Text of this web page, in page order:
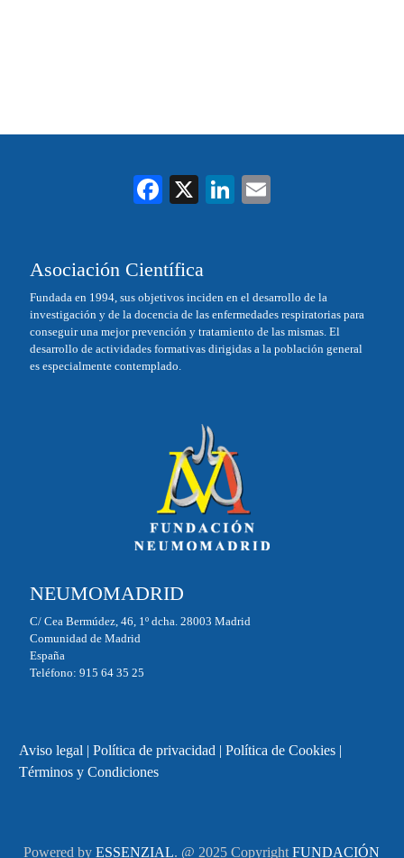
Fa
ok
X
Li
Asociación Científica
Fundada en 1994, sus objetivos inciden en el desarrollo de la
investigación y de la docencia de las enfermedades respiratorias para
conseguir una mejor prevención y tratamiento de las mismas. El
desarrollo de actividades formativas dirigidas a la población general
es especialmente contemplado.
NEUMOMADRID
C/ Cea Bermúdez, 46, 1º dcha. 28003 Madrid
Comunidad de Madrid
España
Teléfono: 915 64 35 25
Aviso legal | Política de privacidad | Política de Cookies|
Términos y Condiciones
Powered byESSENZIAL. @ 2025 CopyrightFUNDACIÓN